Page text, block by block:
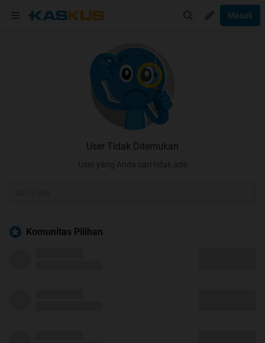
Masuk
User Tidak Ditemukan
User yang Anda cari tidak ada
Komunitas Pilihan